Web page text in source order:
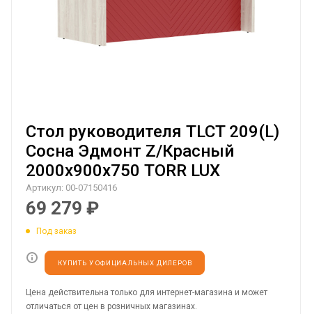
Стол руководителя TLCT 209(L)
Сосна Эдмонт Z/Красный
2000х900х750 TORR LUX
Артикул: 00-07150416
69 279 ₽
Под заказ
КУПИТЬ У ОФИЦИАЛЬНЫХ ДИЛЕРОВ
Цена действительна только для интернет-магазина и может
отличаться от цен в розничных магазинах.